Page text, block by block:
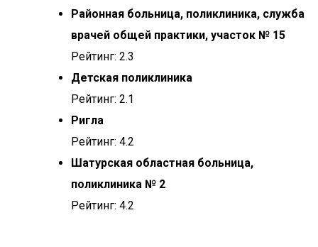
Районная больница, поликлиника, служба
врачей общей практики, участок № 15
Рейтинг: 2.3
Детская поликлиника
Рейтинг: 2.1
Ригла
Рейтинг: 4.2
Шатурская областная больница,
поликлиника № 2
Рейтинг: 4.2